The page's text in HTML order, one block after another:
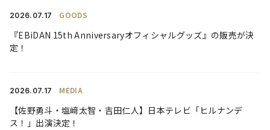
2026. 07.17 GOODS
『EBiDAN 15th Anniversaryオフィシャルグッズ』の販売が決
定！
2026. 07.17 MEDIA
【佐野勇斗・塩﨑太智・吉田仁人】日本テレビ「ヒルナンデ
ス！」出演決定！